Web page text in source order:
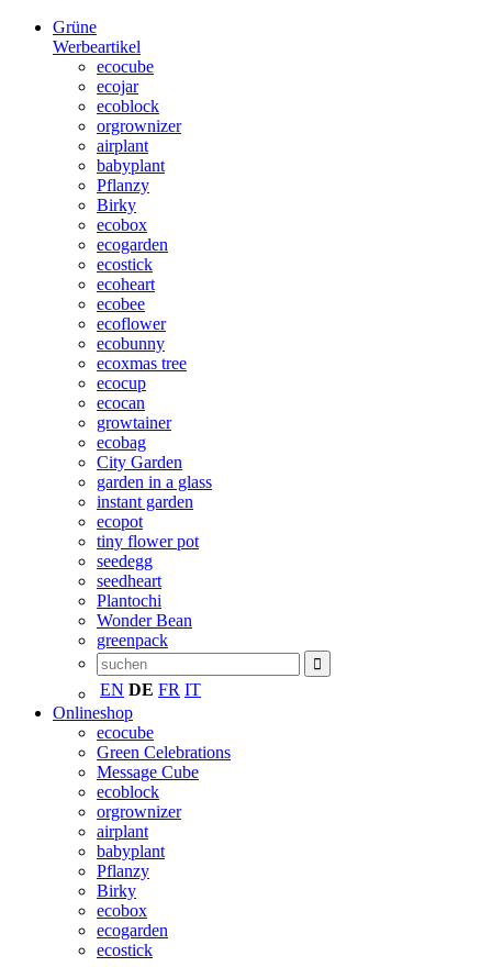
Grüne
Werbeartikel
ecocube
ecojar
ecoblock
orgrownizer
airplant
babyplant
Pflanzy
Birky
ecobox
ecogarden
ecostick
ecoheart
ecobee
ecoflower
ecobunny
ecoxmas tree
ecocup
ecocan
growtainer
ecobag
City Garden
garden in a glass
instant garden
ecopot
tiny flower pot
seedegg
seedheart
Plantochi
Wonder Bean
greenpack
EN DE FR IT
Onlineshop
ecocube
Green Celebrations
Message Cube
ecoblock
orgrownizer
airplant
babyplant
Pflanzy
Birky
ecobox
ecogarden
ecostick